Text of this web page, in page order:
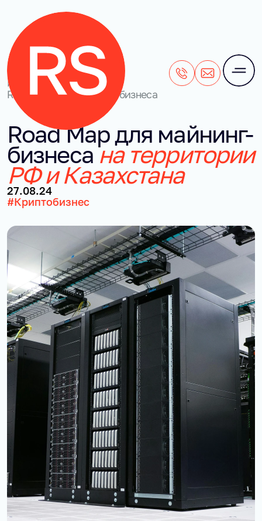
+7 (495) 106-28-71
Наши кейсы
Road Map для майнинг-бизнеса
Road Map для май­нинг-
биз­не­сана тер­ри­то­рии
РФ и Ка­зах­ста­на
27.08.24
#Криптобизнес